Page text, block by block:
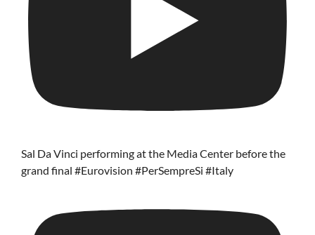
Sal Da Vinci performing at the Media Center before the
grand final #Eurovision #PerSempreSi #Italy